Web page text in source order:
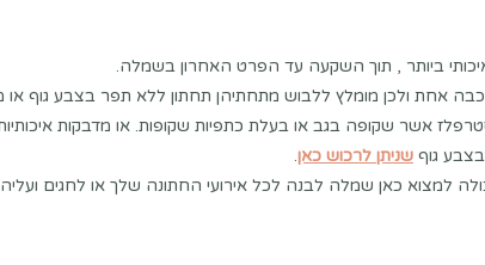
ביותר , תוך השקעה עד הפרט האחרון בשמלה.
אחת ולכן מומלץ ללבוש מתחתיהן תחתון ללא תפר בצבע גוף או
אשר שקופה בגב או בעלת כתפיות שקופות. או מדבקות
גוף שניתן לרכוש כאן.
למצוא כאן שמלה לבנה לכל אירועי החתונה שלך או לחגים